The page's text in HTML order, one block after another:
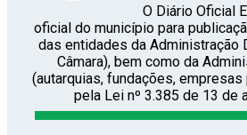
O Diário Oficial
oficial do município para
das entidades da Administração
Câmara), bem como da
(autarquias, fundações,
pela Lei nº 3.385 de 13 de